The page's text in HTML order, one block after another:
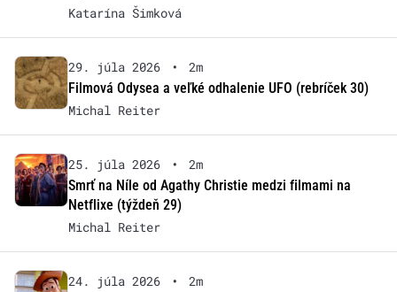
Katarína Šimková
29. júla 2026 •
2m
Filmová Odysea a veľké odhalenie UFO (rebríček 30)
Michal Reiter
25. júla 2026 •
2m
Smrť na Níle od Agathy Christie medzi filmami na
Netflixe (týždeň 29)
Michal Reiter
24. júla 2026 •
2m